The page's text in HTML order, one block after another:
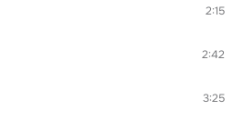
2:15
2:42
3:25